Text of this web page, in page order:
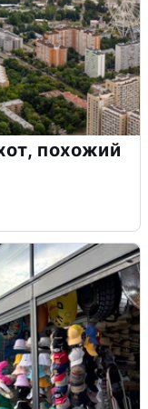
похожий